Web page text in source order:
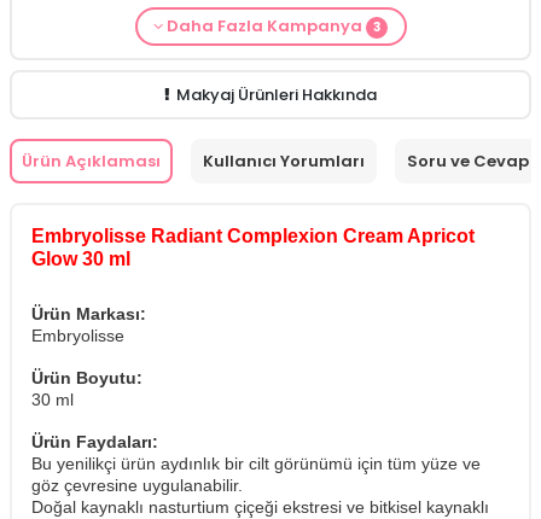
From Natura Kadınlar İçin Terleme Karşıtı
Makyaj Kategorisine Özel Fiyatİdea Derma
Makyaj Ürünü Siparişinizdeİnnova Wash Gel
Daha Fazla Kampanya 3
Makyaj Ürünleri Hakkında
Ürün Açıklaması Kullanıcı Yorumları Soru ve Cevap
Embryolisse Radiant Complexion Cream Apricot
Glow 30 ml
Ürün Markası:
Embryolisse
Ürün Boyutu:
30 ml
Ürün Faydaları:
Bu yenilikçi ürün aydınlık bir cilt görünümü için tüm yüze ve
göz çevresine uygulanabilir.
Doğal kaynaklı nasturtium çiçeği ekstresi ve bitkisel kaynaklı